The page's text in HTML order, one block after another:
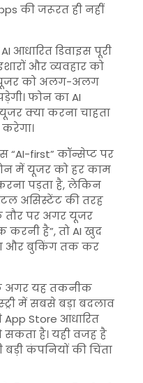
की जरूरत ही नहीं
आधारित डिवाइस पूरी
और व्यवहार को
को अलग-अलग
फोन का AI
क्या करना चाहता
“AI-first” कॉन्सेप्ट पर
में यूजर को हर काम
पड़ता है, लेकिन
असिस्टेंट की तरह
तौर पर अगर यूजर
है”, तो AI खुद
और बुकिंग तक कर
अगर यह तकनीक
में सबसे बड़ा बदलाव
Store आधारित
सकता है। यही वजह है
कंपनियों की चिंता